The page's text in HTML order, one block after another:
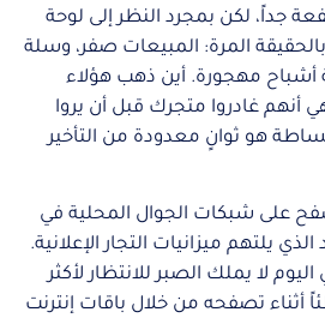
جداً، لكن بمجرد النظر إلى لوحة
المرة: المبيعات صفر، وسلة
أشباح مهجورة. أين ذهب هؤلاء
هي أنهم غادروا متجرك قبل أن يروا
هو ثوانٍ معدودة من التأخير
على شبكات الجوال المحلية في
يلتهم ميزانيات التجار الإعلانية.
لا يملك الصبر للانتظار لأكثر
بطئاً أثناء تصفحه من خلال باقات إنترنت